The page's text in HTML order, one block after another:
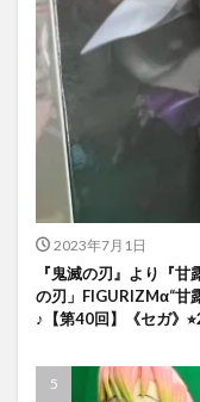
2023年7月1日
『鬼滅の刃』より『
の刃」FIGURIZMα“甘
♪【第40回】《セガ》